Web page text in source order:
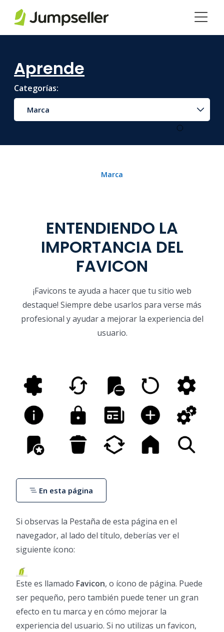
Aprende
Categorías:
Marca
Marca
ENTENDIENDO LA
IMPORTANCIA DEL
FAVICON
¡Favicons te ayuda a hacer que tu sitio web
destaque! Siempre debe usarlos para verse más
profesional y ayudar a mejorar la experiencia del
usuario.
Si observas la Pestaña de esta página en el
navegador, al lado del título, deberías ver el
siguiente ícono:
Este es llamado Favicon, o ícono de página. Puede
ser pequeño, pero también puede tener un gran
efecto en tu marca y en cómo mejorar la
experiencia del usuario. Si no utilizas un favicon,
En esta página